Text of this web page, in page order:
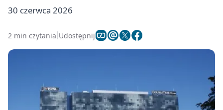
30 czerwca 2026
2 min czytania Udostępnij